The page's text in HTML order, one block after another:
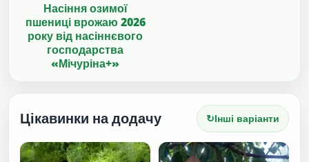
Насіння озимої
пшениці врожаю 2026
року від насіннєвого
господарства
«Мічуріна+»
Цікавинки на додачу ↻Інші варіанти